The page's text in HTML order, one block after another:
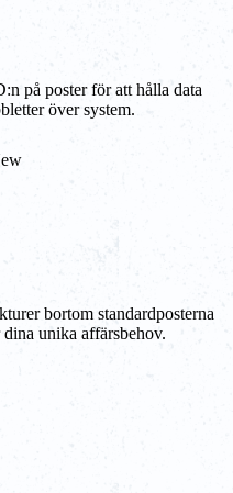
på poster för att hålla data
över system.
bortom standardposterna
unika affärsbehov.